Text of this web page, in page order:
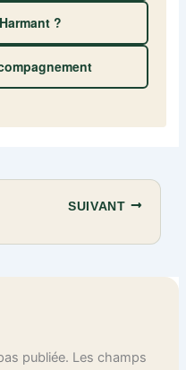
?
SUIVANT
publiée. Les champs